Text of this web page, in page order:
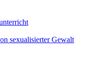
sexualisierter Gewalt